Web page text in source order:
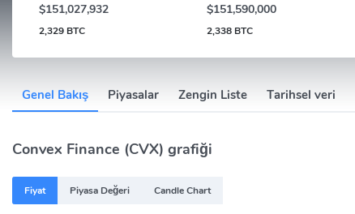
$151,027,932
2,329 BTC
$151,590,000
2,338 BTC
Genel Bakış Piyasalar Zengin Liste Tarihsel veri
Convex Finance (CVX) grafiği
Fiyat Piyasa Değeri Candle Chart